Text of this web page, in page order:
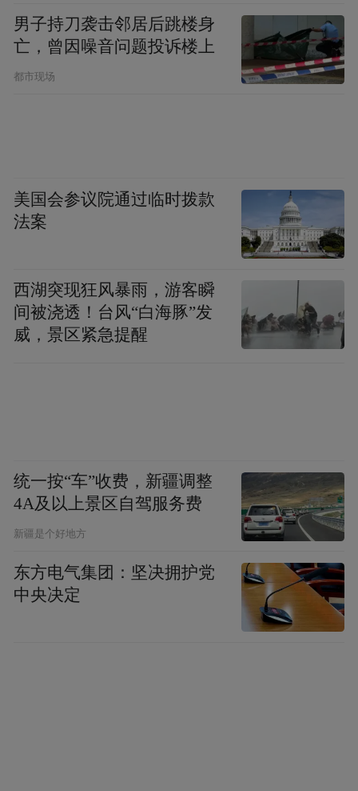
男子持刀袭击邻居后跳楼身
亡，曾因噪音问题投诉楼上
都市现场
美国会参议院通过临时拨款
法案
西湖突现狂风暴雨，游客瞬
间被浇透！台风“白海豚”发
威，景区紧急提醒
统一按“车”收费，新疆调整
4A及以上景区自驾服务费
新疆是个好地方
东方电气集团：坚决拥护党
中央决定